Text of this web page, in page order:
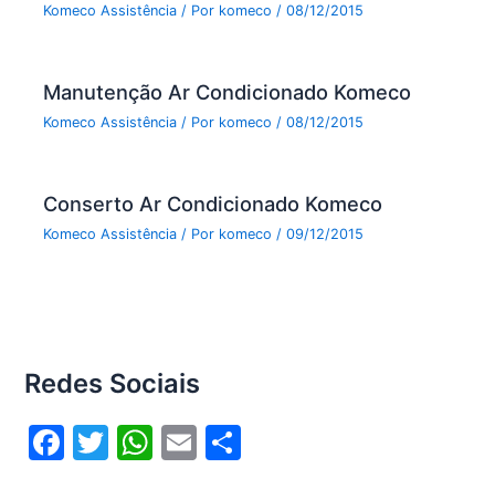
Komeco Assistência / Por komeco /08/12/2015
Manutenção Ar Condicionado Komeco
Komeco Assistência / Por komeco /08/12/2015
Conserto Ar Condicionado Komeco
Komeco Assistência / Por komeco/09/12/2015
Redes Sociais
F
T
W E